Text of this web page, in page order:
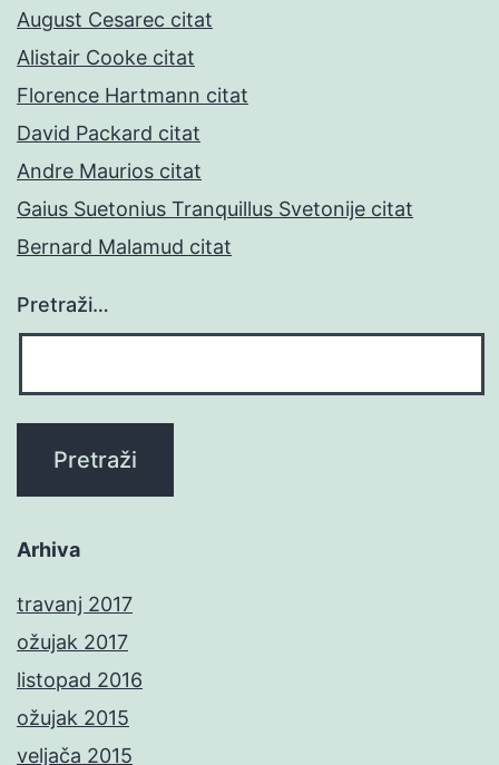
August Cesarec citat
Alistair Cooke citat
Florence Hartmann citat
David Packard citat
Andre Maurios citat
Gaius Suetonius Tranquillus Svetonije citat
Bernard Malamud citat
Pretraži…
Arhiva
travanj 2017
ožujak 2017
listopad 2016
ožujak 2015
veljača 2015